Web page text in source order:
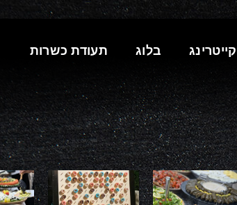
קייטרינג בלוג
תעודת כשרות